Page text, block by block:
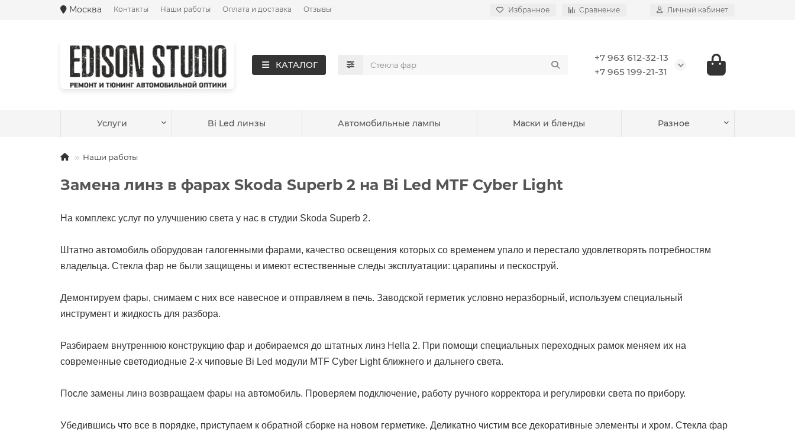
Москва Контакты Наши работы Оплата и доставка Отзывы Избранное Сравнение Личный кабинет
КАТАЛОГ
+7 963 612-32-13
+7 965 199-21-31
Услуги Bi Led линзы Автомобильные лампы Маски и бленды Разное
Наши работы
Замена линз в фарах Skoda Superb 2 на Bi Led MTF Cyber Light
На комплекс услуг по улучшению света у нас в студии Skoda Superb 2.
Штатно автомобиль оборудован галогенными фарами, качество освещения которых со временем упало и перестало удовлетворять потребностям
владельца. Cтекла фар не были защищены и имеют естественные следы эксплуатации: царапины и пескоструй.
Демонтируем фары, снимаем с них все навесное и отправляем в печь. Заводской герметик условно неразборный, используем специальный
инструмент и жидкость для разбора.
Разбираем внутреннюю конструкцию фар и добираемся до штатных линз Hella 2. При помощи специальных переходных рамок меняем их на
современные светодиодные 2-х чиповые Bi Led модули MTF Cyber Light ближнего и дальнего света.
После замены линз возвращаем фары на автомобиль. Проверяем подключение, работу ручного корректора и регулировки света по прибору.
Убедившись что все в порядке, приступаем к обратной сборке на новом герметике. Деликатно чистим все декоративные элементы и хром. Стекла фар